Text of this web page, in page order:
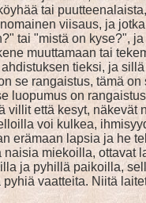
tai
viisaus, ja
tai "mistä on kyse?",
muuttamaan tai
tieksi, ja
se rangaistus, tämä
luopumus on
villit että kesyt,
voi kulkea,
erämaan lapsia ja he
naisia miekoilla, ottavat
ja pyhillä paikoilla,
vaatteita. Niitä